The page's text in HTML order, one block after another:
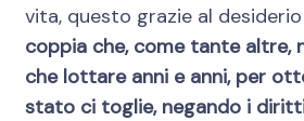
vita, questo grazie al
coppia che, come tante altre,
che lottare anni e anni, per
stato ci toglie, negando i